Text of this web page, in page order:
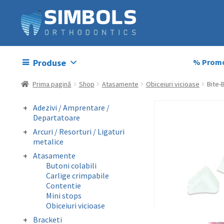
Produse %
Prima pagină Shop Atasamente Obiceiuri vicioase Bite-
Adezivi / Amprentare /
Departatoare
Adezivi bracketi
Adezivi inel molar
Amprentare
Departatoare
Arcuri / Resorturi / Ligaturi
metalice
Arcuri preformate
fizionomice
Arcuri preformate
metalice
Fire otel drepte
Ligaturi metalice
preformate
Resorturi
Atasamente
Butoni colabili
Carlige crimpabile
Contentie
Mini stops
Obiceiuri vicioase
Bracketi